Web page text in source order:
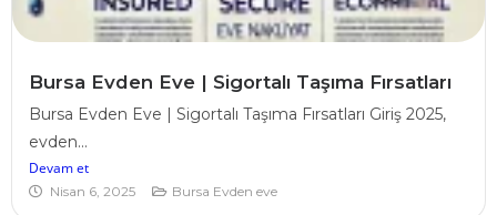
Bursa Evden Eve | Sigortalı Taşıma Fırsatları
Bursa Evden Eve | Sigortalı Taşıma Fırsatları Giriş 2025,
evden...
Devam et
Nisan 6, 2025 Bursa Evden eve